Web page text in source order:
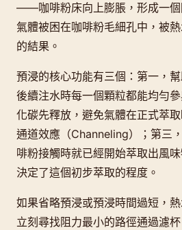
——咖啡粉床向上膨脹，形成一個
氣體被困在咖啡粉毛細孔中，被
的結果。
預浸的核心功能有三個：第一，
後續注水時每一個顆粒都能均勻
化碳先釋放，避免氣體在正式萃
通道效應（Channeling）；第三
啡粉接觸時就已經開始萃取出風
決定了這個初步萃取的程度。
如果省略預浸或預浸時間過短，
立刻尋找阻力最小的路徑通過濾